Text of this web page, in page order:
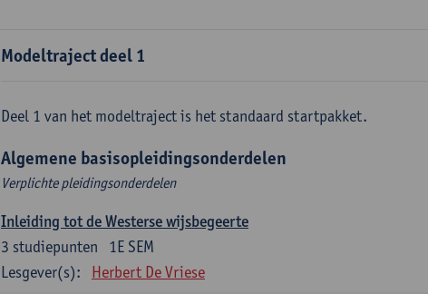
Modeltraject deel 1
Deel 1 van het modeltraject is het standaard startpakket.
Algemene basisopleidingsonderdelen
Verplichte pleidingsonderdelen
Inleiding tot de Westerse wijsbegeerte
1E SEM
3 studiepunten
Lesgever(s):
Herbert De Vriese